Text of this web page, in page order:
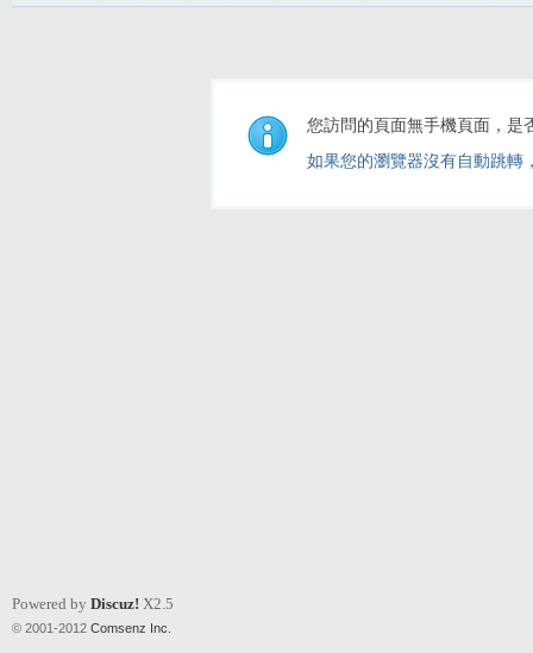
您訪問的頁面無手機頁面，是
如果您的瀏覽器沒有自動跳轉
Powered by Discuz! X2.5
© 2001-2012 Comsenz Inc.